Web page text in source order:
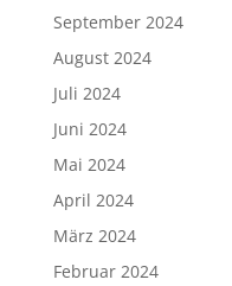
September 2024
August 2024
Juli 2024
Juni 2024
Mai 2024
April 2024
März 2024
Februar 2024